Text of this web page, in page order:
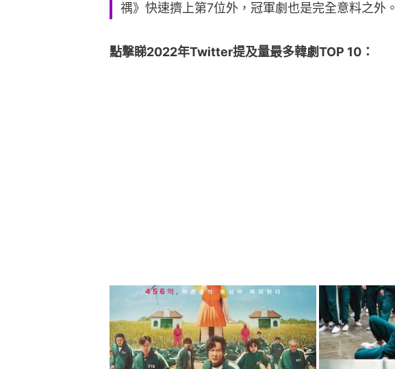
禑》快速擠上第7位外，冠軍劇也是完全意料之外。
點撃睇2022年Twitter提及量最多韓劇TOP 10：